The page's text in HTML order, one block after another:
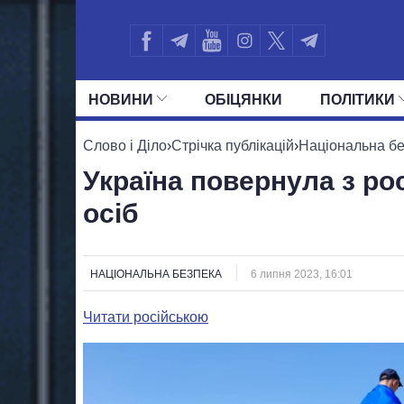
НОВИНИ ОБIЦЯНКИ ПОЛIТИКИ
УСІ ПОЛІТИКИ ПРЕЗИДЕНТ І
Слово і Діло›Стрічка публікацій›Національна
Україна повернула з
осіб
НАЦІОНАЛЬНА БЕЗПЕКА 6 липня 2023, 16:01
Читати російською